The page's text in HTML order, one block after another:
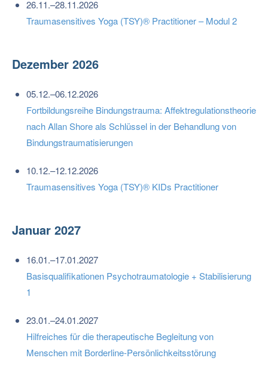
26.11.–28.11.2026
Traumasensitives Yoga (TSY)® Practitioner – Modul 2
Dezember 2026
05.12.–06.12.2026
Fortbildungsreihe Bindungstrauma: Affektregulationstheorie
nach Allan Shore als Schlüssel in der Behandlung von
Bindungstraumatisierungen
10.12.–12.12.2026
Traumasensitives Yoga (TSY)® KIDs Practitioner
Januar 2027
16.01.–17.01.2027
Basisqualifikationen Psychotraumatologie + Stabilisierung
1
23.01.–24.01.2027
Hilfreiches für die therapeutische Begleitung von
Menschen mit Borderline-Persönlichkeitsstörung